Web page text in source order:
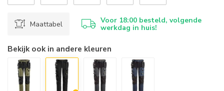
Maattabel Voor 18:00 besteld, volgende
werkdag in huis!
Bekijk ook in andere kleuren